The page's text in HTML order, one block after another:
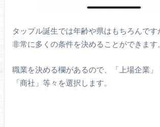
タップル誕生では年齢や県はもちろんです
非常に多くの条件を決めることができます。
職業を決める欄があるので、「上場企業」
「商社」等々を選択します。